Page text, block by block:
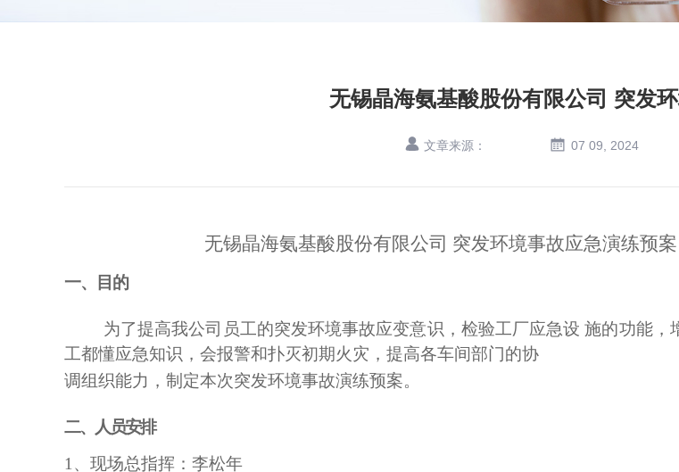
无锡晶海氨基酸股份有限公司 突发
文章来源： 07 09, 2024
无锡晶海氨基酸股份有限公司 突发环境事故应急演练预案
一、目的
为了提高我公司员工的突发环境事故应变意识， 检验工厂应急设 施的功能，
工都懂应急知识，会报警和扑灭初期火灾，提高各车间部门的协
调组织能力，制定本次突发环境事故演练预案。
二、人员安排
1、现场总指挥：李松年